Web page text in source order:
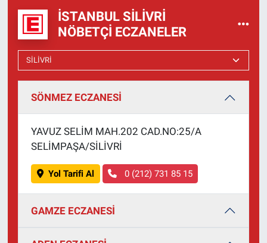
İSTANBUL SILIVRI
NÖBETÇI ECZANELER
SÖNMEZ ECZANESİ
YAVUZ SELİM MAH.202 CAD.NO:25/A
SELİMPAŞA/SİLİVRİ
Yol Tarifi Al 0 (212) 731 85 15
GAMZE ECZANESİ